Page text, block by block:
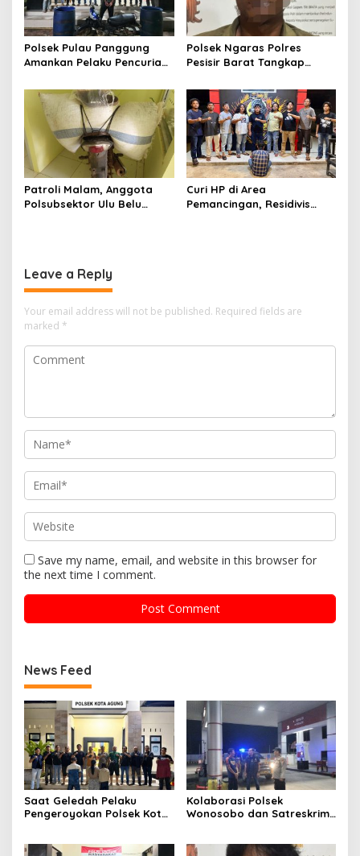
Polsek Pulau Panggung
Amankan Pelaku Pencurian
Bendungan Batu Tegi
Polsek Ngaras Polres
Pesisir Barat Tangkap
ke Bangka Belitung
Patroli Malam, Anggota
Polsubsektor Ulu Belu
Curi HP di Area
Pemancingan, Residivis
Leave a Reply
Your email address will not be published. Required fields are
marked *
Save my name, email, and website in this browser for
the next time I comment.
News Feed
Saat Geledah Pelaku
Pengeroyokan Polsek Kota
Amankan Satu Pria Dua
Kolaborasi Polsek
Wonosobo dan Satreskrim
Dugaan Pengecoran BBM